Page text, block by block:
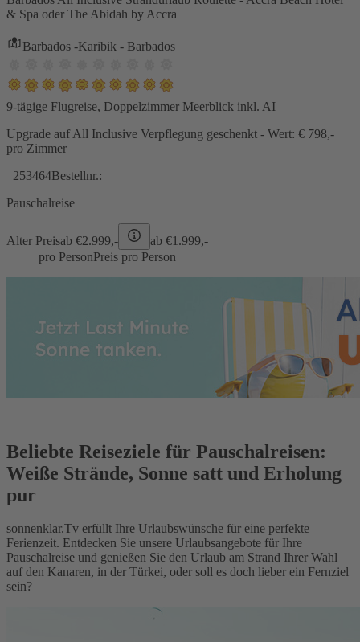
& Spa oder The Abidah by Accra
Barbados -Karibik - Barbados
9-tägige Flugreise, Doppelzimmer Meerblick inkl. AI
Upgrade auf All Inclusive Verpflegung geschenkt - Wert: € 798,-
pro Zimmer
253464Bestellnr.:
Pauschalreise
Alter Preisab €2.999,- ab €1.999,-
pro PersonPreis pro Person
Beliebte Reiseziele für Pauschalreisen:
Weiße Strände, Sonne satt und Erholung
pur
sonnenklar.Tv erfüllt Ihre Urlaubswünsche für eine perfekte
Ferienzeit. Entdecken Sie unsere Urlaubsangebote für Ihre
Pauschalreise und genießen Sie den Urlaub am Strand Ihrer Wahl
auf den Kanaren, in der Türkei, oder soll es doch lieber ein Fernziel
sein?